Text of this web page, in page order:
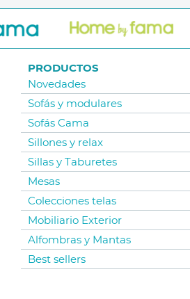
PRODUCTOS
Novedades
Sofás y modulares
Sofás Cama
Sillones y relax
Sillas y Taburetes
Mesas
Colecciones telas
Mobiliario Exterior
Alfombras y Mantas
Best sellers